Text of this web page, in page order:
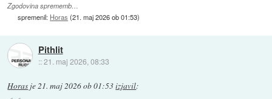
Zgodovina sprememb…
spremenil: Horas (21. maj 2026 ob 01:53)
Pithlit
::21. maj 2026, 08:33
Horas je 21. maj 2026 ob 01:53izjavil: